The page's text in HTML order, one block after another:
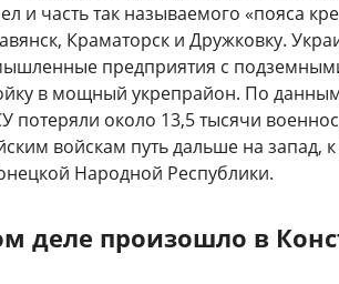
и часть так называемого «пояса
Краматорск и Дружковку.
предприятия с
в мощный укрепрайон. По
потеряли около 13,5 тысячи
войскам путь дальше на запад,
Народной Республики.
деле произошло в